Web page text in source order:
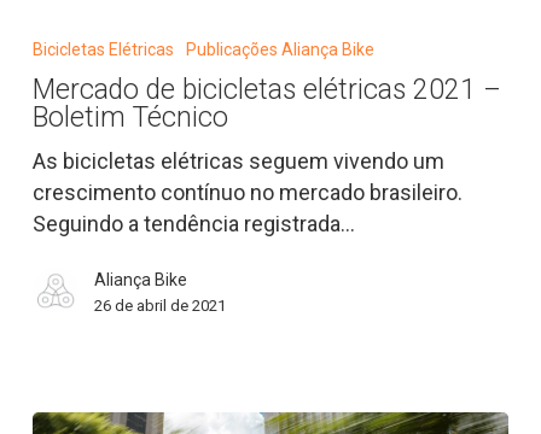
elétricas
2021
–
Boletim
Técnico
Bicicletas Elétricas Publicações Aliança Bike
Mercado de bicicletas elétricas 2021 –
Boletim Técnico
As bicicletas elétricas seguem vivendo um
crescimento contínuo no mercado brasileiro.
Seguindo a tendência registrada…
Aliança Bike
26 de abril de 2021